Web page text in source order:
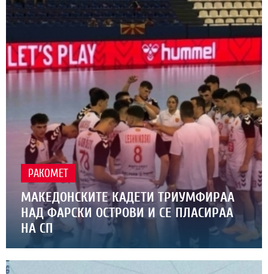
РАКОМЕТ
МАКЕДОНСКИТЕ КАДЕТИ ТРИУМФИРАА
НАД ФАРСКИ ОСТРОВИ И СЕ ПЛАСИРАА
НА СП